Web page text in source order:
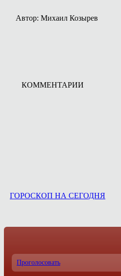
Автор: Михаил Козырев
КОММЕНТАРИИ
ГОРОСКОП НА СЕГОДНЯ
Проголосовать